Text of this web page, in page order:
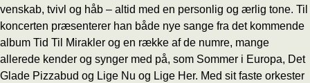
venskab, tvivl og håb – altid med en personlig og ærlig tone. Til
koncerten præsenterer han både nye sange fra det kommende
album Tid Til Mirakler og en række af de numre, mange
allerede kender og synger med på, som Sommer i Europa, Det
Glade Pizzabud og Lige Nu og Lige Her. Med sit faste orkester